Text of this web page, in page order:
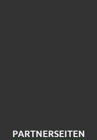
PARTNERSEITEN